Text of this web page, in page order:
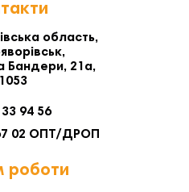
область,
Бандери, 21а,
94 56
02 ОПТ/ДРОП
роботи